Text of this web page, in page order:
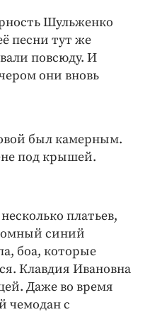
Шульженко
песни тут же
повсюду. И
они вновь
был камерным.
под крышей.
платьев,
синий
боа, которые
Клавдия Ивановна
Даже во время
чемодан с